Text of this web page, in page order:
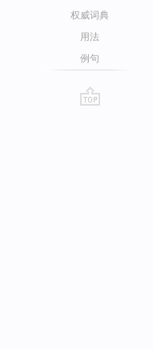
权威词典
用法
例句